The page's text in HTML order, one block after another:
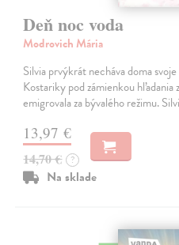
Deň noc voda
Modrovich Mária
Silvia prvýkrát necháva doma
Kostariky pod zámienkou
emigrovala za bývalého režimu.
13,97 €
14,70 € ?
Na sklade